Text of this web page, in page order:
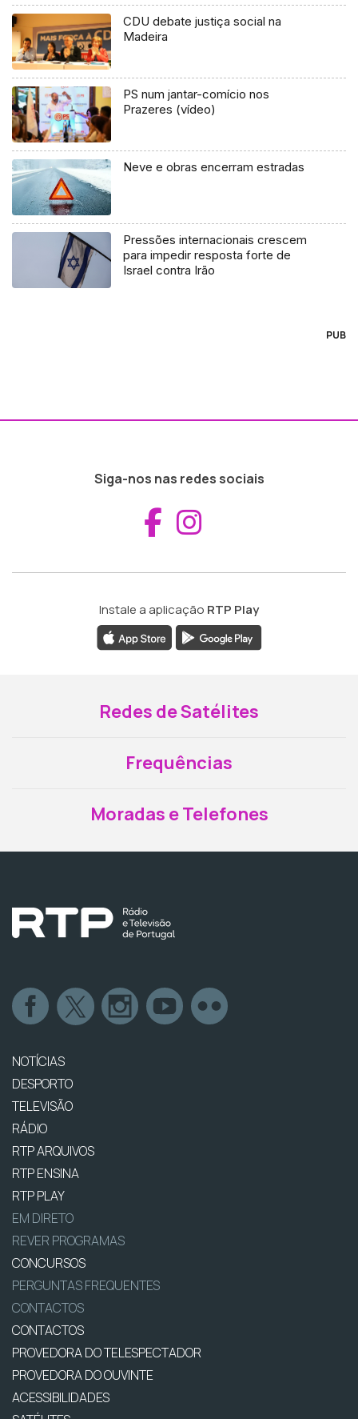
CDU debate justiça social na
Madeira
PS num jantar-comício nos
Prazeres (vídeo)
Neve e obras encerram estradas
Pressões internacionais crescem
para impedir resposta forte de
Israel contra Irão
PUB
Siga-nos nas redes sociais
Aceder ao
Instale a aplicação RTP Play
Redes de Satélites
Frequências
Moradas e Telefones
NOTÍCIAS
DESPORTO
TELEVISÃO
RÁDIO
RTP ARQUIVOS
RTP ENSINA
RTP PLAY
EM DIRETO
REVER PROGRAMAS
CONCURSOS
PERGUNTAS FREQUENTES
CONTACTOS
CONTACTOS
PROVEDORA DO TELESPECTADOR
PROVEDORA DO OUVINTE
ACESSIBILIDADES